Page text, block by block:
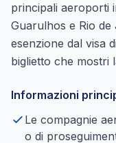
principali aeroporti
Guarulhos e Rio
esenzione dal visa
biglietto che mostri
Informazioni
Le compagnie
o di